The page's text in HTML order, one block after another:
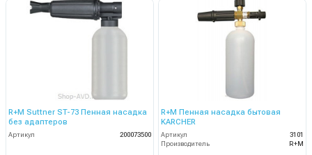
R+M Suttner ST-73 Пенная насадка
без адаптеров
Артикул 200073500
R+M Пенная насадка бытовая
KARCHER
Артикул
3101
Производитель
R+M